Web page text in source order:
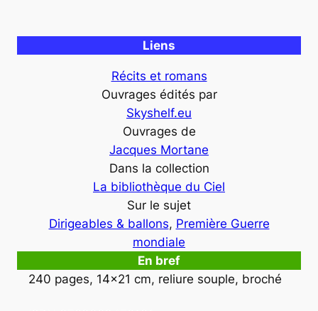
Liens
Récits et romans
Ouvrages édités par
Skyshelf.eu
Ouvrages de
Jacques Mortane
Dans la collection
La bibliothèque du Ciel
Sur le sujet
Dirigeables & ballons, Première Guerre
mondiale
En bref
240 pages, 14×21 cm, reliure souple, broché